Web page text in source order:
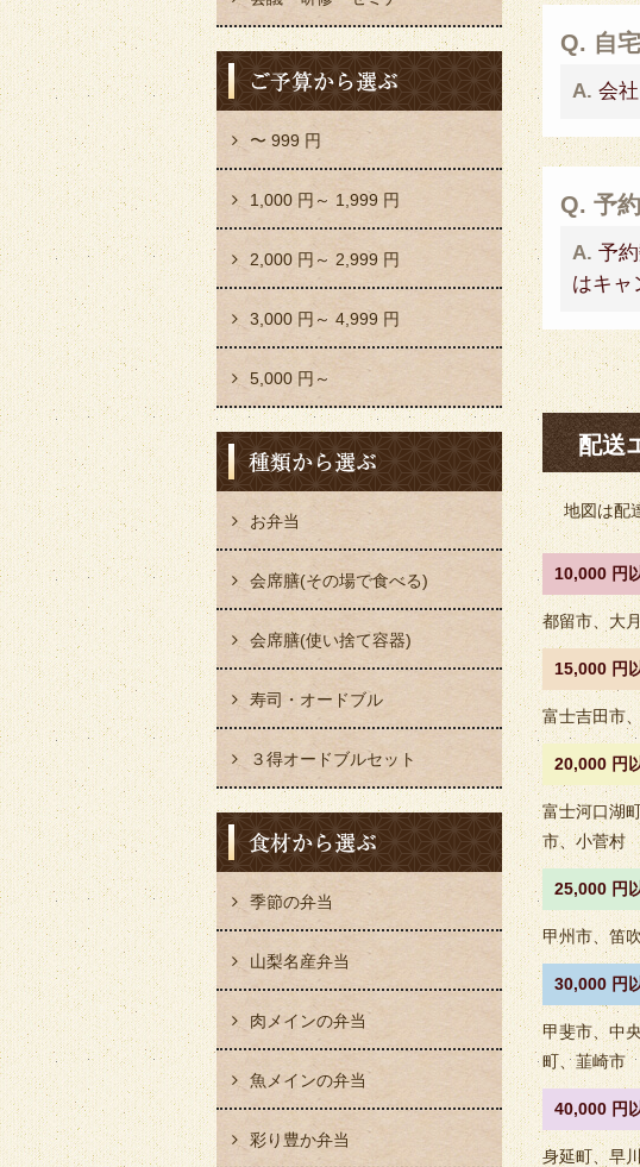
Q. 自
A. 会
Q. 予
A. 予
はキャ
配送
地図は配
10,000 円
都留市、大
15,000 円
富士吉田市
20,000 円
富士河口湖
市、小菅村
25,000 円
甲州市、笛
30,000 円
甲斐市、中
町、韮崎市
40,000 円
身延町、早
〜 999 円
1,000 円～ 1,999 円
2,000 円～ 2,999 円
3,000 円～ 4,999 円
5,000 円～
お弁当
会席膳(その場で食べる)
会席膳(使い捨て容器)
寿司・オードブル
３得オードブルセット
季節の弁当
山梨名産弁当
肉メインの弁当
魚メインの弁当
彩り豊か弁当